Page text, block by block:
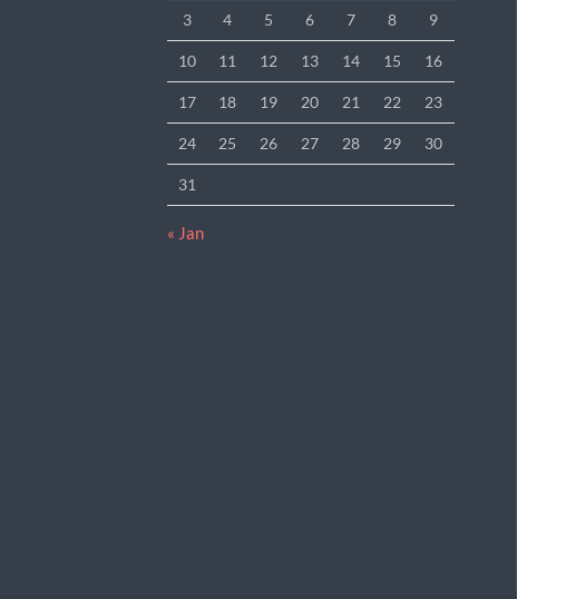
3 4 5 6 7 8 9
10 11 12 13 14 15 16
17 18 19 20 21 22 23
24 25 26 27 28 29 30
31
« Jan